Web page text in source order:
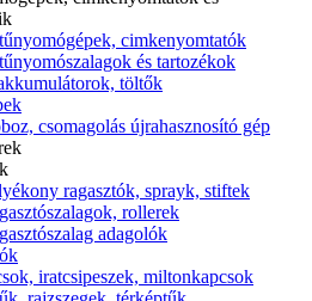
cimkenyomtatók
és tartozékok
töltők
csomagolás újrahasznosító gép
ragasztók, sprayk, stiftek
rollerek
adagolók
iratcsipeszek, miltonkapcsok